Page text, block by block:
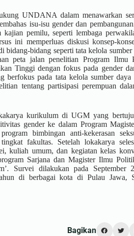
UNDANA dalam menawarkan
isu-isu gender dan
pemilu, seperti lembaga
ini memperluas diskusi konsep-
bidang-bidang seperti tata kelola sumber
peta jalan penelitian Program Ilmu
Tinggi dengan fokus pada gender
pada tata kelola sumber daya
tentang partisipasi perempuan
kurikulum di UGM yang
gender ke dalam Program
bimbingan anti-kekerasan
fakultas. Setelah lokakarya
kuliah umum, dan kegiatan kelas
Sarjana dan Magister Ilmu
Survei dilakukan pada September
di berbagai kota di Pulau Jawa,
Bagikan